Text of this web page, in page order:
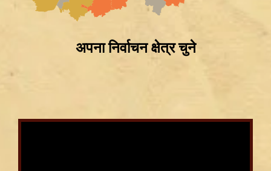
सुरक्षा, Amarnath Yatra सस्पेंड और हाईवे हुआ सील